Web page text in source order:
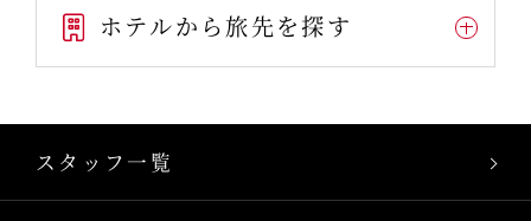
ホテルから旅先を探す
スタッフ一覧